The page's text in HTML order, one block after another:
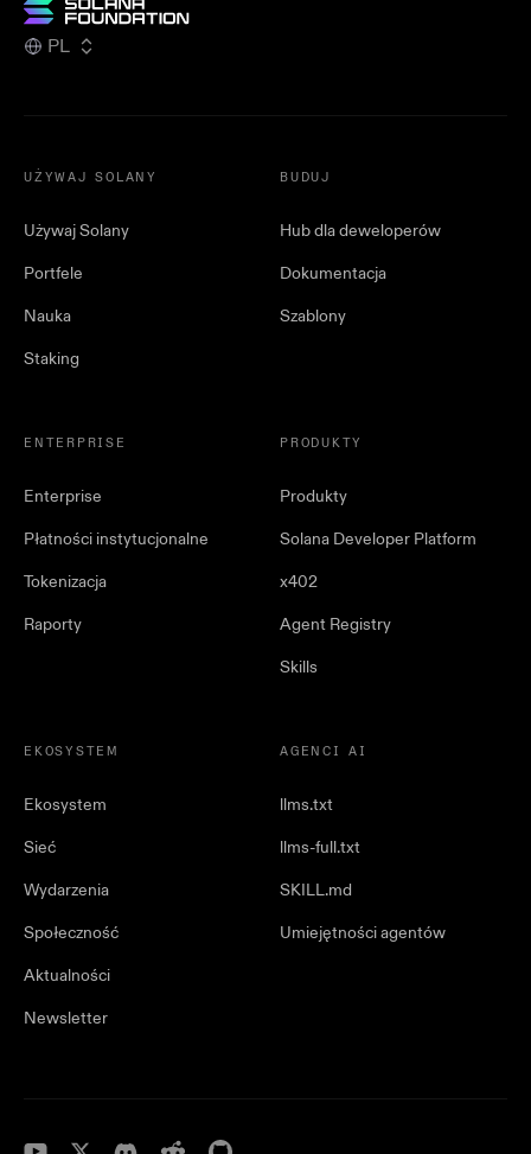
PL
UŻYWAJ SOLANY
Używaj Solany
Portfele
Nauka
Staking
BUDUJ
Hub dla deweloperów
Dokumentacja
Szablony
ENTERPRISE
Enterprise
Płatności instytucjonalne
Tokenizacja
Raporty
PRODUKTY
Produkty
Solana Developer Platform
x402
Agent Registry
Skills
EKOSYSTEM
Ekosystem
Sieć
Wydarzenia
Społeczność
Aktualności
Newsletter
AGENCI AI
llms.txt
llms-full.txt
SKILL.md
Umiejętności agentów